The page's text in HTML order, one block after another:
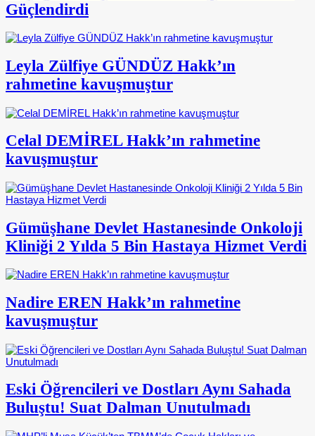
Güçlendirdi
Leyla Zülfiye GÜNDÜZ Hakk’ın
rahmetine kavuşmuştur
Celal DEMİREL Hakk’ın rahmetine
kavuşmuştur
Gümüşhane Devlet Hastanesinde Onkoloji
Kliniği 2 Yılda 5 Bin Hastaya Hizmet Verdi
Nadire EREN Hakk’ın rahmetine
kavuşmuştur
Eski Öğrencileri ve Dostları Aynı Sahada
Buluştu! Suat Dalman Unutulmadı